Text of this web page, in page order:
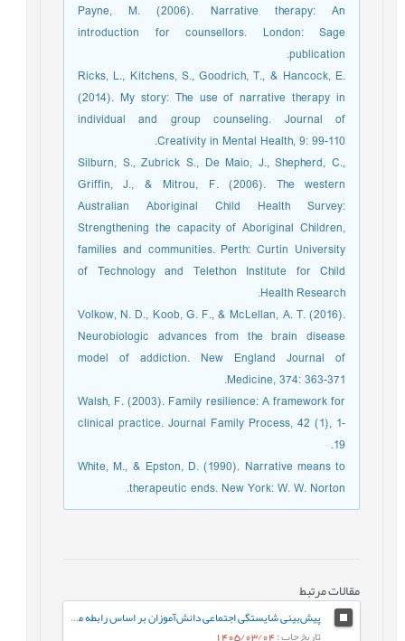
Payne, M. (2006). Narrative therapy: An
introduction for counsellors. London: Sage
publication.
Ricks, L., Kitchens, S., Goodrich, T., & Hancock, E.
(2014). My story: The use of narrative therapy in
individual and group counseling. Journal of
Creativity in Mental Health, 9: 99-110.
Silburn, S., Zubrick S., De Maio, J., Shepherd, C.,
Griffin, J., & Mitrou, F. (2006). The western
Australian Aboriginal Child Health Survey:
Strengthening the capacity of Aboriginal Children,
families and communities. Perth: Curtin University
of Technology and Telethon Institute for Child
Health Research.
Volkow, N. D., Koob, G. F., & McLellan, A. T. (2016).
Neurobiologic advances from the brain disease
model of addiction. New England Journal of
Medicine, 374: 363-371.
Walsh, F. (2003). Family resilience: A framework for
clinical practice. Journal Family Process, 42 (1), 1-
19.
White, M., & Epston, D. (1990). Narrative means to
therapeutic ends. New York: W. W. Norton.
مقالات مرتبط
پیش‌بینی شایستگی اجتماعی دانش‌آموزان بر اساس رابطه معلم-دانش‌آموز و احساس تعلق به مدرسه: نقش واسطه‌ای تنظیم رفتاری هیجان